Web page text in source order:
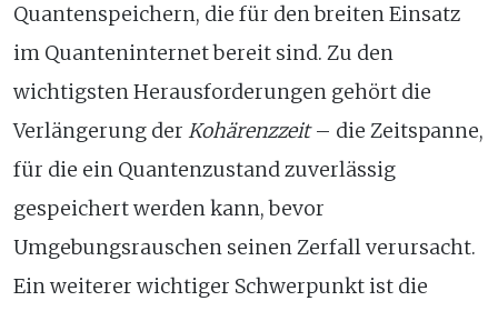
Quantenspeichern, die für den breiten Einsatz
im Quanteninternet bereit sind. Zu den
wichtigsten Herausforderungen gehört die
Verlängerung der Kohärenzzeit– die Zeitspanne,
für die ein Quantenzustand zuverlässig
gespeichert werden kann, bevor
Umgebungsrauschen seinen Zerfall verursacht.
Ein weiterer wichtiger Schwerpunkt ist die